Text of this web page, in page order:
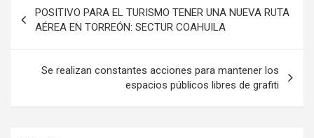
de
entradas
POSITIVO PARA EL TURISMO TENER UNA NUEVA RUTA
AÉREA EN TORREÓN: SECTUR COAHUILA
Se realizan constantes acciones para mantener los
espacios públicos libres de grafiti